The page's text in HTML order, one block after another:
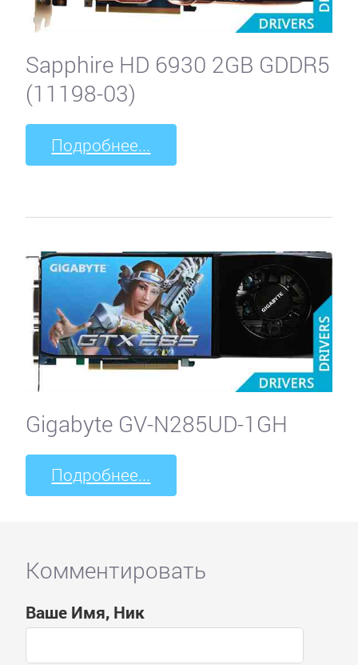
Sapphire HD 6930 2GB GDDR5
(11198-03)
Подробнее...
Gigabyte GV-N285UD-1GH
Подробнее...
Комментировать
Ваше Имя, Ник